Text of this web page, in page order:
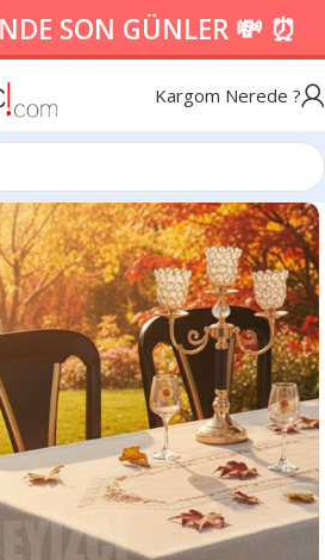
SON GÜNLER 💸 ⏰
Kargom Nerede ?